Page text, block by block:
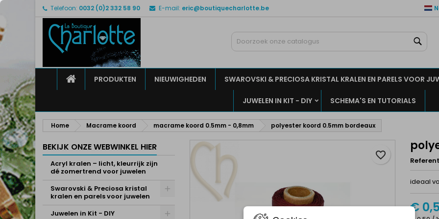
Telefoon: 0032 (0)2 332 58 90 E-mail: eric@boutiquecharlotte.be
HOMEPRODUKTEN NIEUWIGHEDEN SWAROVSKI & PRECIOSA KRISTAL KRALEN EN PARELS VOOR
JUWELEN IN KIT - DIY SCHEMA'S EN TUTORIALS
Home Macrame koord macrame koord 0.5mm - 0,8mm polyester koord 0.5mm bordeaux
BEKIJK ONZE WEBWINKEL HIER
Acryl kralen – licht, kleurrijk zijn
dé zomertrend voor juwelen
Swarovski & Preciosa kristal
kralen en parels voor juwelen
Juwelen in Kit - DIY
ideaal
€
favorite_border
Mijn verlanglijsten
Maak een lijst
Maak een verlanglijst
Inloggen
U moet ingelogd zijn om producten in uw verlanglijst op te slaan.
Annuleren